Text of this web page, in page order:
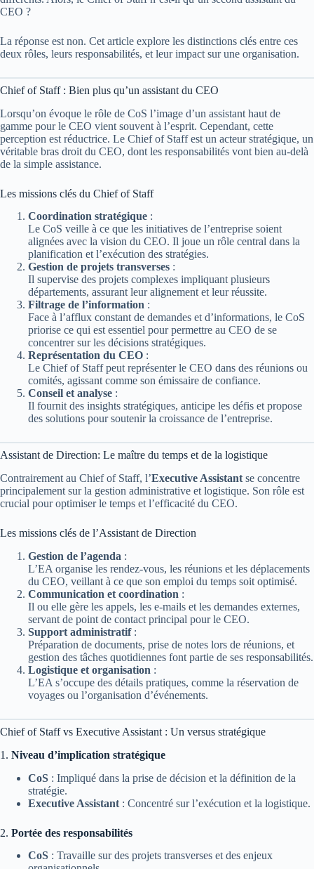
CEO ?
La réponse est non. Cet article explore les distinctions clés entre ces
deux rôles, leurs responsabilités, et leur impact sur une organisation.
Chief of Staff : Bien plus qu’un assistant du CEO
Lorsqu’on évoque le rôle de CoS l’image d’un assistant haut de
gamme pour le CEO vient souvent à l’esprit. Cependant, cette
perception est réductrice. Le Chief of Staff est un acteur stratégique, un
véritable bras droit du CEO, dont les responsabilités vont bien au-delà
de la simple assistance.
Les missions clés du Chief of Staff
Coordination stratégique :
Le CoS veille à ce que les initiatives de l’entreprise soient
alignées avec la vision du CEO. Il joue un rôle central dans la
planification et l’exécution des stratégies.
Gestion de projets transverses :
Il supervise des projets complexes impliquant plusieurs
départements, assurant leur alignement et leur réussite.
Filtrage de l’information :
Face à l’afflux constant de demandes et d’informations, le CoS
priorise ce qui est essentiel pour permettre au CEO de se
concentrer sur les décisions stratégiques.
Représentation du CEO :
Le Chief of Staff peut représenter le CEO dans des réunions ou
comités, agissant comme son émissaire de confiance.
Conseil et analyse :
Il fournit des insights stratégiques, anticipe les défis et propose
des solutions pour soutenir la croissance de l’entreprise.
Assistant de Direction: Le maître du temps et de la logistique
Contrairement au Chief of Staff, l’Executive Assistant se concentre
principalement sur la gestion administrative et logistique. Son rôle est
crucial pour optimiser le temps et l’efficacité du CEO.
Les missions clés de l’Assistant de Direction
Gestion de l’agenda :
L’EA organise les rendez-vous, les réunions et les déplacements
du CEO, veillant à ce que son emploi du temps soit optimisé.
Communication et coordination :
Il ou elle gère les appels, les e-mails et les demandes externes,
servant de point de contact principal pour le CEO.
Support administratif:
Préparation de documents, prise de notes lors de réunions, et
gestion des tâches quotidiennes font partie de ses responsabilités.
Logistique et organisation :
L’EA s’occupe des détails pratiques, comme la réservation de
voyages ou l’organisation d’événements.
Chief of Staff vs Executive Assistant : Un versus stratégique
1. Niveau d’implication stratégique
CoS : Impliqué dans la prise de décision et la définition de la
stratégie.
Executive Assistant : Concentré sur l’exécution et la logistique.
2. Portée des responsabilités
CoS : Travaille sur des projets transverses et des enjeux